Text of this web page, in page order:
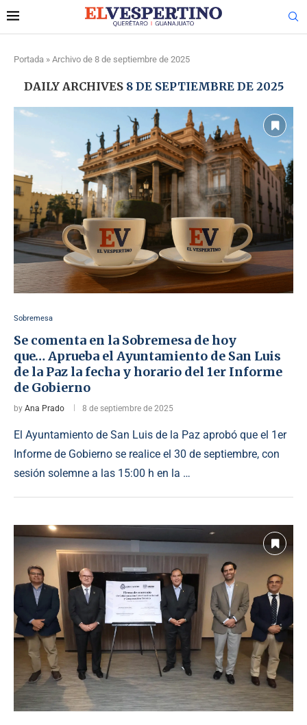
Portada » Archivo de 8 de septiembre de 2025
DAILY ARCHIVES 8 DE SEPTIEMBRE DE 2025
Sobremesa
Se comenta en la Sobremesa de hoy
que… Aprueba el Ayuntamiento de San Luis
de la Paz la fecha y horario del 1er Informe
de Gobierno
by Ana Prado 8 de septiembre de 2025
El Ayuntamiento de San Luis de la Paz aprobó que el 1er
Informe de Gobierno se realice el 30 de septiembre, con
sesión solemne a las 15:00 h en la …